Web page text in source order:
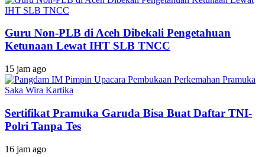
Guru Non-PLB di Aceh Dibekali Pengetahuan
Ketunaan Lewat IHT SLB TNCC
15 jam ago
Sertifikat Pramuka Garuda Bisa Buat Daftar TNI-
Polri Tanpa Tes
16 jam ago